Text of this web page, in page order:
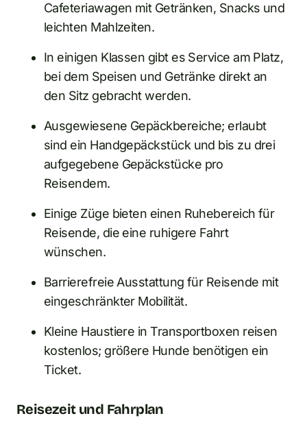
Cafeteriawagen mit Getränken, Snacks und
leichten Mahlzeiten.
In einigen Klassen gibt es Service am Platz,
bei dem Speisen und Getränke direkt an
den Sitz gebracht werden.
Ausgewiesene Gepäckbereiche; erlaubt
sind ein Handgepäckstück und bis zu drei
aufgegebene Gepäckstücke pro
Reisendem.
Einige Züge bieten einen Ruhebereich für
Reisende, die eine ruhigere Fahrt
wünschen.
Barrierefreie Ausstattung für Reisende mit
eingeschränkter Mobilität.
Kleine Haustiere in Transportboxen reisen
kostenlos; größere Hunde benötigen ein
Ticket.
Reisezeit und Fahrplan